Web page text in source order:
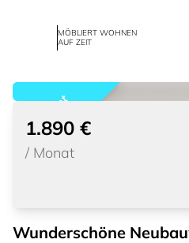
MÖBLIERT WOHNEN
AUF ZEIT
vermietet
1.890 €
/ Monat
Wunderschöne